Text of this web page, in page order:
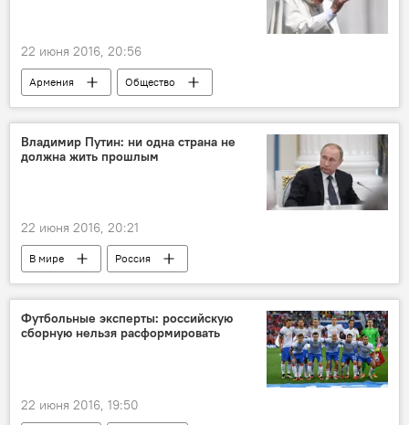
22 июня 2016, 20:56
Армения
Общество
Визит Папы Римского в Армению
Владимир Путин: ни одна страна не
должна жить прошлым
22 июня 2016, 20:21
В мире Россия
Футбольные эксперты: российскую
сборную нельзя расформировать
22 июня 2016, 19:50